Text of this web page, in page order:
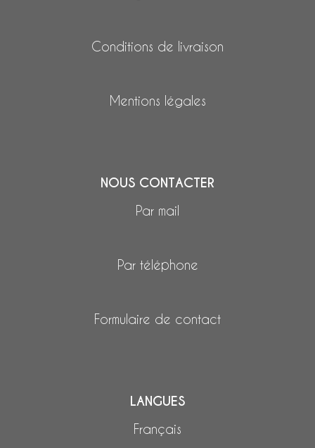
Conditions de livraison
Mentions légales
NOUS CONTACTER
Par mail
Par téléphone
Formulaire de contact
LANGUES
Français